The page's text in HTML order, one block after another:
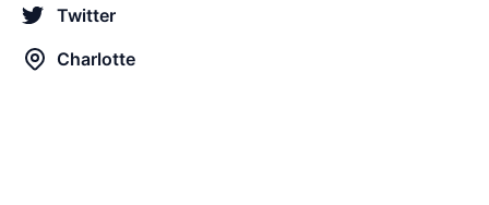
Twitter
Charlotte